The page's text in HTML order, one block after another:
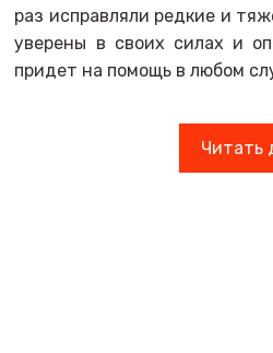
раз исправляли редкие и
уверены в своих силах и
придет на помощь в любом
Читать